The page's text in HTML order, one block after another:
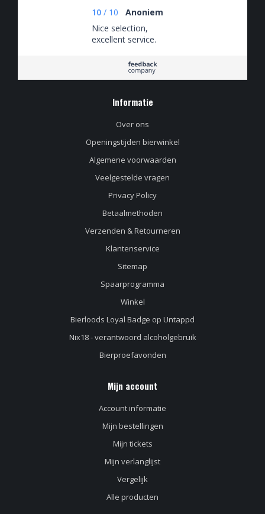
10 / 10
Anoniem
Nice selection,
excellent service.
Informatie
Over ons
Openingstijden bierwinkel
Algemene voorwaarden
Veelgestelde vragen
Privacy Policy
Betaalmethoden
Verzenden & Retourneren
Klantenservice
Sitemap
Spaarprogramma
Winkel
Bierloods Loyal Badge op Untappd
Nix18 - verantwoord alcoholgebruik
Bierproefavonden
Mijn account
Account informatie
Mijn bestellingen
Mijn tickets
Mijn verlanglijst
Vergelijk
Alle producten